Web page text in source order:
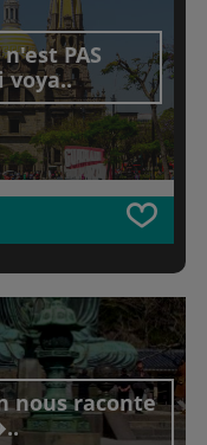
PAS
voya..
nous raconte